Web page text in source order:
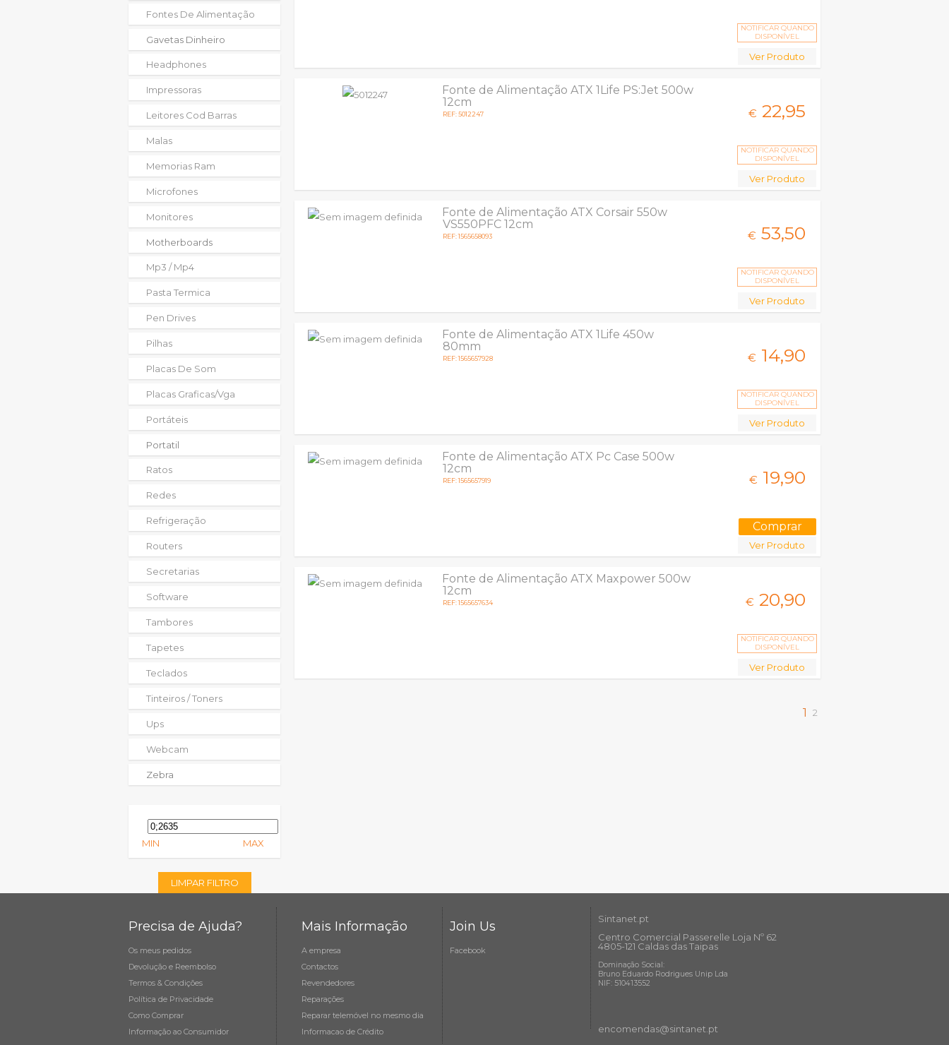
Fontes De Alimentação
Gavetas Dinheiro
Headphones
Impressoras
Leitores Cod Barras
Malas
Memorias Ram
Microfones
Monitores
Motherboards
Mp3 / Mp4
Pasta Termica
Pen Drives
Pilhas
Placas De Som
Placas Graficas/vga
Portáteis
Portatil
Ratos
Redes
Refrigeração
Routers
Secretarias
Software
Tambores
Tapetes
Teclados
Tinteiros / Toners
Ups
Webcam
Zebra
MIN MAX
LIMPAR FILTRO
NOTIFICAR QUANDO
DISPONÍVEL
Ver Produto
Fonte de Alimentação ATX 1Life PS:Jet 500w
12cm
REF: 5012247 € 22,95
NOTIFICAR QUANDO
DISPONÍVEL
Ver Produto
Fonte de Alimentação ATX Corsair 550w
VS550PFC 12cm
REF: 1565658093 € 53,50
NOTIFICAR QUANDO
DISPONÍVEL
Ver Produto
Fonte de Alimentação ATX 1Life 450w
80mm
REF: 1565657928 € 14,90
NOTIFICAR QUANDO
DISPONÍVEL
Ver Produto
Fonte de Alimentação ATX Pc Case 500w
12cm
REF: 1565657919 € 19,90
Ver Produto
Fonte de Alimentação ATX Maxpower 500w
12cm
REF: 1565657634 € 20,90
NOTIFICAR QUANDO
DISPONÍVEL
Ver Produto
1 2
Precisa de Ajuda?
Os meus pedidos
Devolução e Reembolso
Termos & Condições
Política de Privacidade
Como Comprar
Informação ao Consumidor
Mais Informação
A empresa
Contactos
Revendedores
Reparações
Reparar telemóvel no mesmo dia
Informacao de Crédito
Join Us
Facebook
Sintanet.pt
Centro Comercial Passerelle Loja Nº 62
4805-121 Caldas das Taipas
Dominação Social:
Bruno Eduardo Rodrigues Unip Lda
NIF: 510413552
encomendas@sintanet .pt